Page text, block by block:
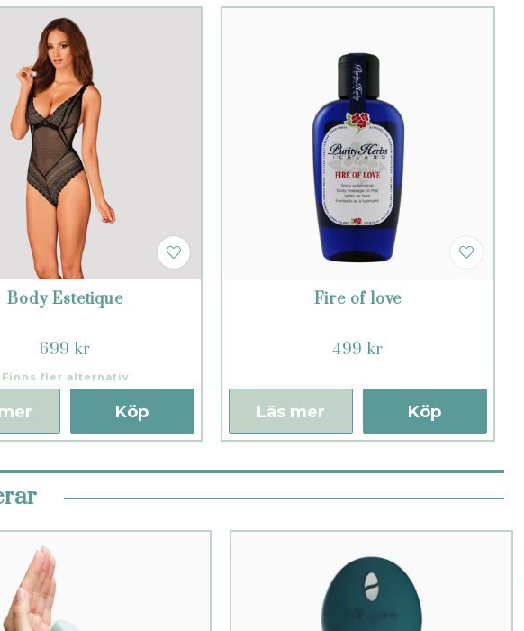
Body Estetique
699 kr
Finns fler alternativ
Köp
Fire of love
499 kr
Köp
Läs mer